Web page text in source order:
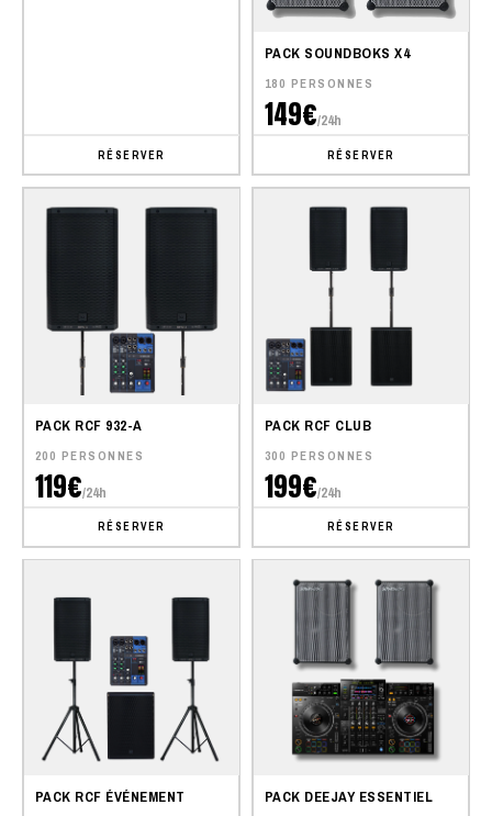
RÉSERVER
PACK SOUNDBOKS X4
180 PERSONNES
149€/24h
RÉSERVER
PACK RCF 932-A
200 PERSONNES
119€/24h
RÉSERVER
PACK RCF CLUB
300 PERSONNES
199€/24h
RÉSERVER
PACK RCF ÉVÉNEMENT PACK DEEJAY ESSENTIEL